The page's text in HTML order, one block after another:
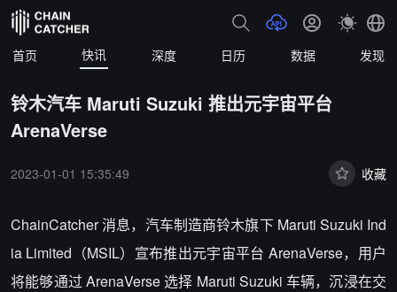
首页 快讯 深度 日历 数据 发现
铃木汽车 Maruti Suzuki 推出元宇宙平台
ArenaVerse
2023-01-01 15:35:49 收藏
ChainCatcher 消息，汽车制造商铃木旗下 Maruti Suzuki Ind
ia Limited（MSIL）宣布推出元宇宙平台 ArenaVerse，用户
将能够通过 ArenaVerse 选择 Maruti Suzuki 车辆，沉浸在交